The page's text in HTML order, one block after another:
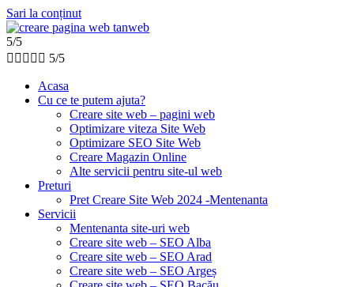
Sari la conținut
5/5
     5/5
Acasa
Cu ce te putem ajuta?
Creare site web – pagini web
Optimizare viteza Site Web
Optimizare SEO Site Web
Creare Magazin Online
Alte servicii pentru site-ul web
Preturi
Pret Creare Site Web 2024 -Mentenanta
Servicii
Mentenanta site-uri web
Creare site web – SEO Alba
Creare site web – SEO Arad
Creare site web – SEO Argeș